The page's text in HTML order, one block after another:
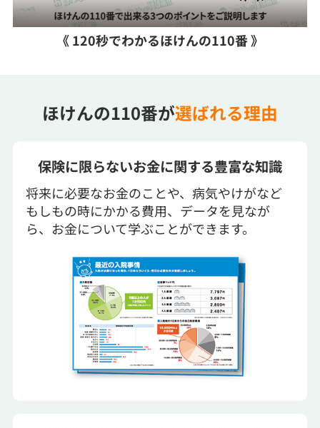
《 120秒でわかるほけんの110番 》
ほけんの110番が選ばれる理由
将来に必要なお金のことや、病気やけがなど
もしもの時にかかる費用、データを見なが
ら、お金について学ぶことができます。
保険に限らないお金に関する豊富な知識